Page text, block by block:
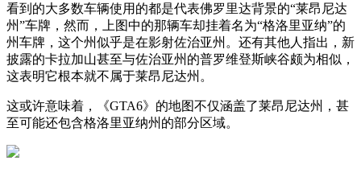
看到的大多数车辆使用的都是代表佛罗里达背景的“莱昂尼达
州”车牌，然而，上图中的那辆车却挂着名为“格洛里亚纳”的
州车牌，这个州似乎是在影射佐治亚州。还有其他人指出，新
披露的卡拉加山甚至与佐治亚州的普罗维登斯峡谷颇为相似，
这表明它根本就不属于莱昂尼达州。
这或许意味着，《GTA6》的地图不仅涵盖了莱昂尼达州，甚
至可能还包含格洛里亚纳州的部分区域。